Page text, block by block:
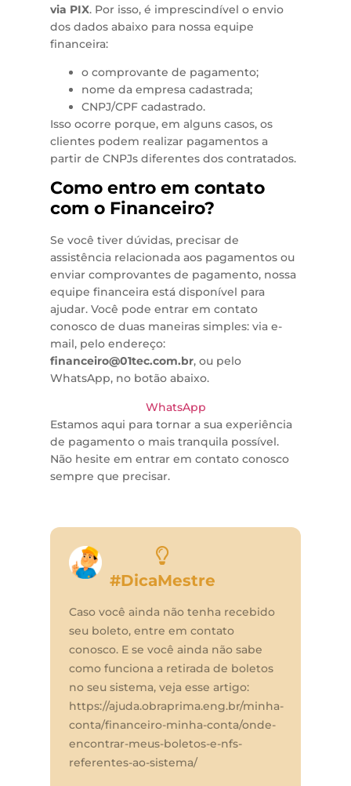
via PIX. Por isso, é imprescindível o envio
dos dados abaixo para nossa equipe
financeira:
o comprovante de pagamento;
nome da empresa cadastrada;
CNPJ/CPF cadastrado.
Isso ocorre porque, em alguns casos, os
clientes podem realizar pagamentos a
partir de CNPJs diferentes dos contratados.
Como entro em contato
com o Financeiro?
Se você tiver dúvidas, precisar de
assistência relacionada aos pagamentos ou
enviar comprovantes de pagamento, nossa
equipe financeira está disponível para
ajudar. Você pode entrar em contato
conosco de duas maneiras simples: via e-
mail, pelo endereço:
financeiro@01tec.com.br, ou pelo
WhatsApp, no botão abaixo.
WhatsApp
Estamos aqui para tornar a sua experiência
de pagamento o mais tranquila possível.
Não hesite em entrar em contato conosco
sempre que precisar.
#DicaMestre
Caso você ainda não tenha recebido
seu boleto, entre em contato
conosco. E se você ainda não sabe
como funciona a retirada de boletos
no seu sistema, veja esse artigo:
https://ajuda.obraprima.eng.br/minha-
conta/financeiro-minha-conta/onde-
encontrar-meus-boletos-e-nfs-
referentes-ao-sistema/